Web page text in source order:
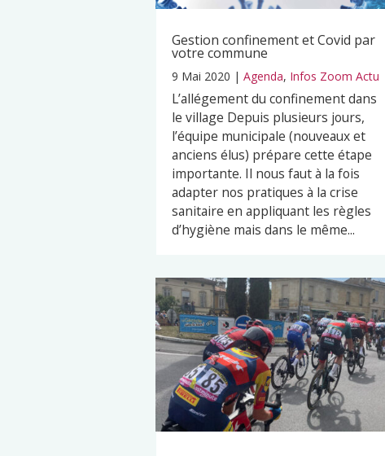
Gestion confinement et Covid par
votre commune
9 Mai 2020 | Agenda, Infos Zoom Actu
L’allégement du confinement dans
le village Depuis plusieurs jours,
l’équipe municipale (nouveaux et
anciens élus) prépare cette étape
importante. Il nous faut à la fois
adapter nos pratiques à la crise
sanitaire en appliquant les règles
d’hygiène mais dans le même...